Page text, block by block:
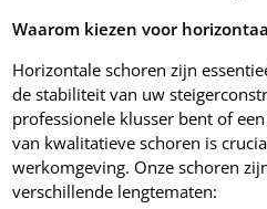
Waarom kiezen voor
Horizontale schoren zijn
de stabiliteit van uw
professionele klusser bent of
van kwalitatieve schoren is
werkomgeving. Onze schoren
verschillende lengtematen: